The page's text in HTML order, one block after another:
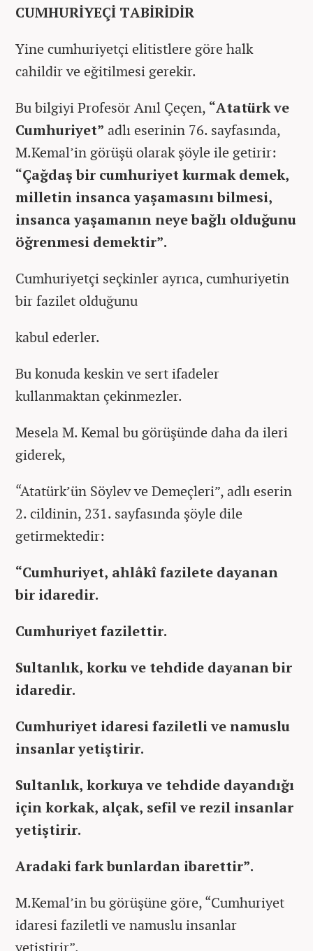
CUMHURİYEÇİ TABİRİDİR
Yine cumhuriyetçi elitistlere göre halk
cahildir ve eğitilmesi gerekir.
Bu bilgiyi Profesör Anıl Çeçen, “Atatürk ve
Cumhuriyet” adlı eserinin 76. sayfasında,
M.Kemal’in görüşü olarak şöyle ile getirir:
“Çağdaş bir cumhuriyet kurmak demek,
milletin insanca yaşamasını bilmesi,
insanca yaşamanın neye bağlı olduğunu
öğrenmesi demektir”.
Cumhuriyetçi seçkinler ayrıca, cumhuriyetin
bir fazilet olduğunu
kabul ederler.
Bu konuda keskin ve sert ifadeler
kullanmaktan çekinmezler.
Mesela M. Kemal bu görüşünde daha da ileri
giderek,
“Atatürk’ün Söylev ve Demeçleri”, adlı eserin
2. cildinin, 231. sayfasında şöyle dile
getirmektedir:
“Cumhuriyet, ahlâkî fazilete dayanan
bir idaredir.
Cumhuriyet fazilettir.
Sultanlık, korku ve tehdide dayanan bir
idaredir.
Cumhuriyet idaresi faziletli ve namuslu
insanlar yetiştirir.
Sultanlık, korkuya ve tehdide dayandığı
için korkak, alçak, sefil ve rezil insanlar
yetiştirir.
Aradaki fark bunlardan ibarettir”.
M.Kemal’in bu görüşüne göre, “Cumhuriyet
idaresi faziletli ve namuslu insanlar
yetiştirir”.